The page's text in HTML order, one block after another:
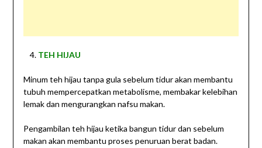
TEH HIJAU
Minum teh hijau tanpa gula sebelum tidur akan membantu
tubuh mempercepatkan metabolisme, membakar kelebihan
lemak dan mengurangkan nafsu makan.
Pengambilan teh hijau ketika bangun tidur dan sebelum
makan akan membantu proses penuruan berat badan.